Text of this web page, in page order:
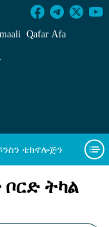
ፕረስ
Qafar Afa
ቴክኖሎጅን
ትካል